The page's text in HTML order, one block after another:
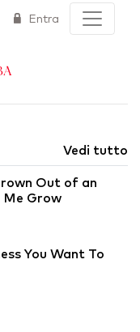
Entra
Vedi tutto
Out of an
Me Grow
You Want To